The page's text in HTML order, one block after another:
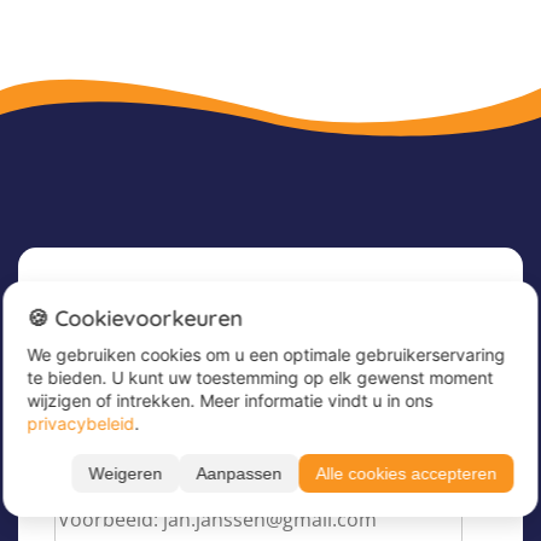
Nieuwsbrief
Meld u nu aan voor onze nieuwsbrief om
geweldige aanbiedingen te ontvangen en op de
hoogte te blijven!
Voer hier uw e-mailadres in*
🍪 Cookievoorkeuren
We gebruiken cookies om u een optimale gebruikerservaring
te bieden. U kunt uw toestemming op elk gewenst moment
wijzigen of intrekken. Meer informatie vindt u in ons
privacybeleid.
Weigeren Aanpassen Alle cookies accepteren